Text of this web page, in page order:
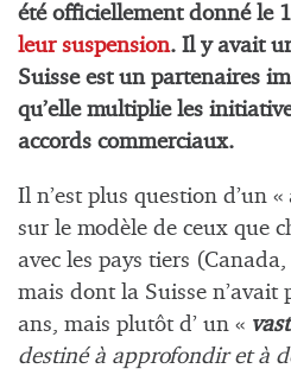
été officiellement donné le
leur suspension. Il y avait
Suisse est un partenaires
qu’elle multiplie les
accords commerciaux.
Il n’est plus question d’un
sur le modèle de ceux que
avec les pays tiers
mais dont la Suisse n’avait
ans, mais plutôt d’ un «
destiné à approfondir et à